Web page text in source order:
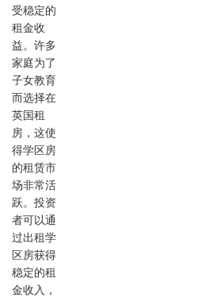
受稳定的
租金收
益。许多
家庭为了
子女教育
而选择在
英国租
房，这使
得学区房
的租赁市
场非常活
跃。投资
者可以通
过出租学
区房获得
稳定的租
金收入，